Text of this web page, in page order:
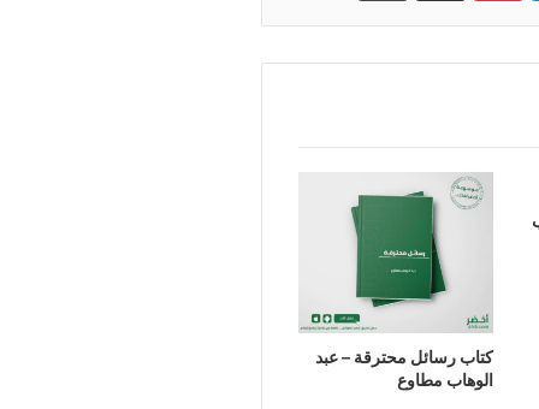
كتاب رسائل محترقة – عبد
الوهاب مطاوع